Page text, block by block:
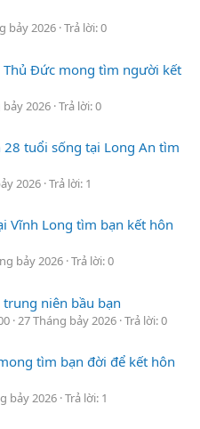
bảy 2026 Trả lời: 0
Thủ Đức mong tìm người kết
bảy 2026 Trả lời: 0
tuổi sống tại Long An tìm
2026 Trả lời: 1
Vĩnh Long tìm bạn kết hôn
bảy 2026 Trả lời: 0
niên bầu bạn
27 Tháng bảy 2026 Trả lời: 0
tìm bạn đời để kết hôn
bảy 2026 Trả lời: 1